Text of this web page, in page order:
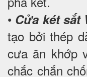
• Cửa két sắt
tạo bởi thép
cưa ăn khớp
chắc chắn